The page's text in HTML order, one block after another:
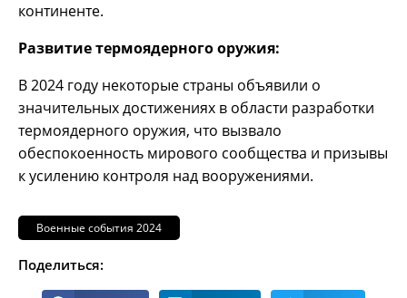
континенте.
Развитие термоядерного оружия:
В 2024 году некоторые страны объявили о
значительных достижениях в области разработки
термоядерного оружия, что вызвало
обеспокоенность мирового сообщества и призывы
к усилению контроля над вооружениями.
Военные события 2024
Поделиться: